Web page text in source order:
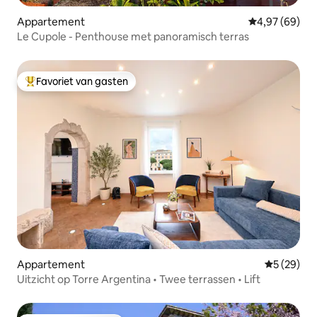
Appartement Gemiddelde
4,97 (69)
Le Cupole - Penthouse met panoramisch terras
Topfavoriet van gasten
Favoriet van gasten
Appartement
5 (29)
Uitzicht op Torre Argentina • Twee terrassen • Lift